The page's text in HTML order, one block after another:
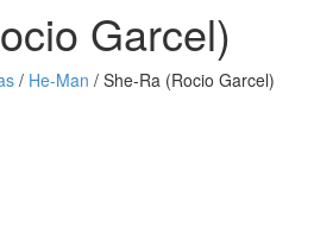
Garcel)
/ He-Man / She-Ra (Rocio Garcel)